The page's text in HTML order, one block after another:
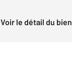
Voir le détail du bien